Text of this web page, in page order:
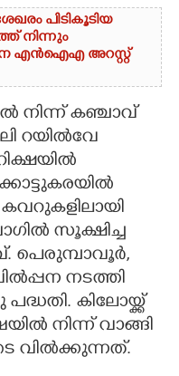
പിടികൂടിയ
നിന്നും
എൻഐഎ അറസ്റ്റ്
നിന്ന് കഞ്ചാവ്
റയിൽവേ
കവറുകളിലായി
സൂക്ഷിച്ച
പെരുമ്പാവൂർ,
നടത്തി
കിലോയ്ക്ക്
നിന്ന് വാങ്ങി
വിൽക്കുന്നത്.